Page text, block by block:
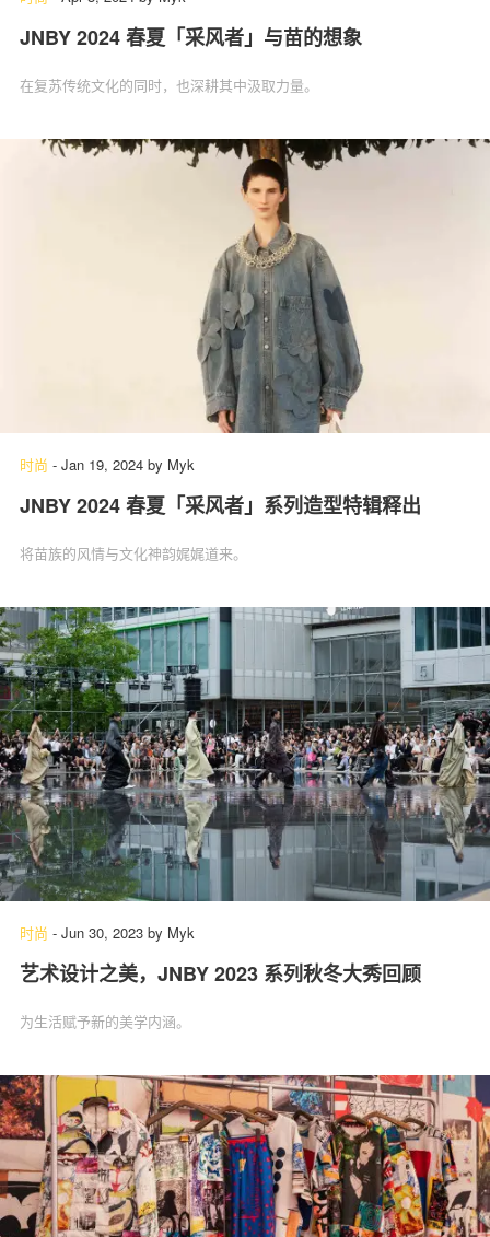
JNBY 2024 春夏「采风者」与苗的想象
在复苏传统文化的同时，也深耕其中汲取力量。
时尚 - Jan 19, 2024 by Myk
JNBY 2024 春夏「采风者」系列造型特辑释出
将苗族的风情与文化神韵娓娓道来。
时尚 - Jun 30, 2023 by Myk
艺术设计之美，JNBY 2023 系列秋冬大秀回顾
为生活赋予新的美学内涵。